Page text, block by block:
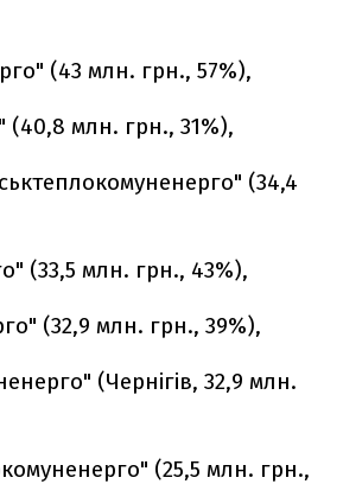
(43 млн. грн., 57%),
(40,8 млн. грн., 31%),
(34,4
(33,5 млн. грн., 43%),
(32,9 млн. грн., 39%),
(Чернігів, 32,9 млн.
(25,5 млн. грн.,